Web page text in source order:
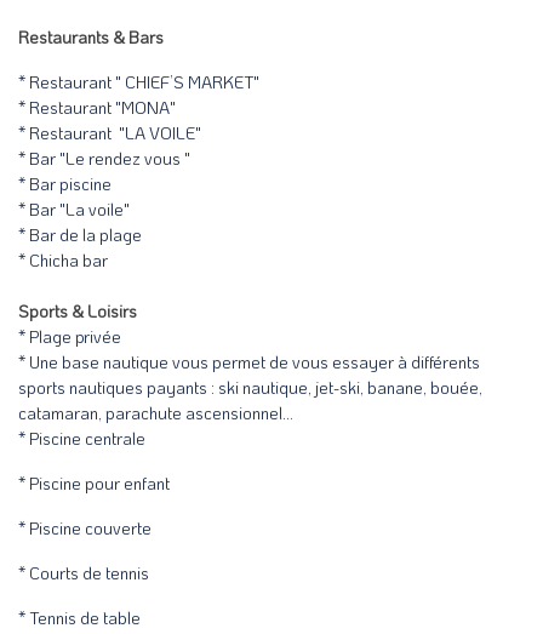
Restaurants & Bars
* Restaurant " CHIEF’S MARKET"
* Restaurant "MONA"
* Restaurant "LA VOILE"
* Bar "Le rendez vous "
* Bar piscine
* Bar "La voile"
* Bar de la plage
* Chicha bar
Sports & Loisirs
* Plage privée
* Une base nautique vous permet de vous essayer à différents
sports nautiques payants : ski nautique, jet-ski, banane, bouée,
catamaran, parachute ascensionnel…
* Piscine centrale
* Piscine pour enfant
* Piscine couverte
* Courts de tennis
* Tennis de table